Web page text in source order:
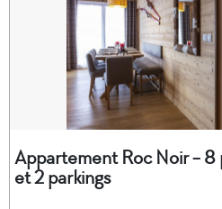
Appartement Roc Noir - 8
et 2 parkings